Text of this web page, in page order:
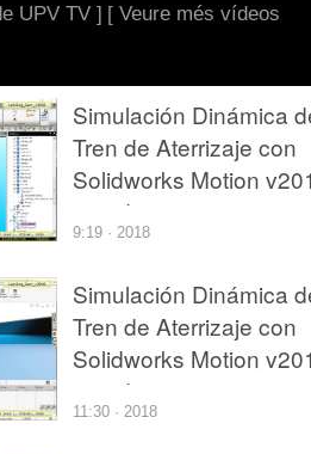
UPV TV ] [ Veure més vídeos
Simulación Dinámica
Tren de Aterrizaje con
Solidworks Motion
- 12 de 12
9:19 · 2018
Simulación Dinámica
Tren de Aterrizaje con
Solidworks Motion
- 06 de 12
11:30 · 2018